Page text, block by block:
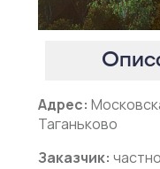
Адрес:
Таганьково
Заказчик: